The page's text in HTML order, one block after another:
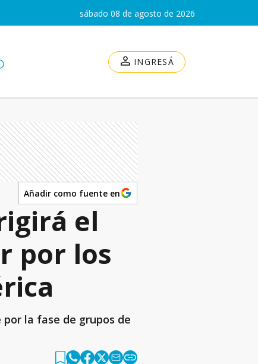
sábado 08 de agosto de 2026
INGRESÁ
Añadir como fuente en
el
por los
la fase de grupos de